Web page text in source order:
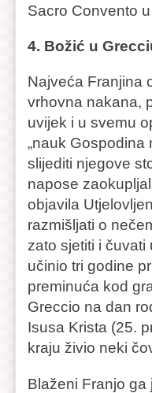
Sacro Convento
4. Božić u
Najveća Franjina
vrhovna nakana,
uvijek i u svemu
„nauk Gospodina
slijediti njegove
napose
objavila
razmišljati o
zato sjetiti i čuvati
učinio tri godine
preminuća kod
Greccio na dan
Isusa Krista (25.
kraju živio neki
Blaženi Franjo